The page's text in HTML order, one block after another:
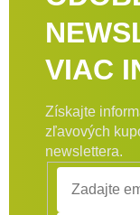
VIAC
Získajte
zľavových
newslettera.